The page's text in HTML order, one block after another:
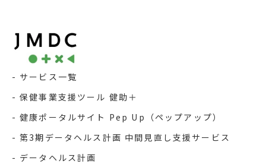
サービス一覧
保健事業支援ツール 健助＋
健康ポータルサイト Pep Up（ペップアップ）
第3期データヘルス計画 中間見直し支援サービス
データヘルス計画